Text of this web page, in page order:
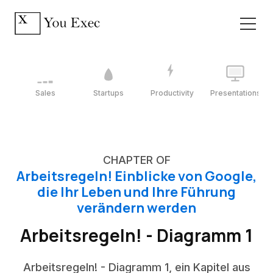
Sales Startups Productivity Presentations
CHAPTER OF
Arbeitsregeln! Einblicke von Google,
die Ihr Leben und Ihre Führung
verändern werden
Arbeitsregeln! - Diagramm 1
Arbeitsregeln! - Diagramm 1, ein Kapitel aus